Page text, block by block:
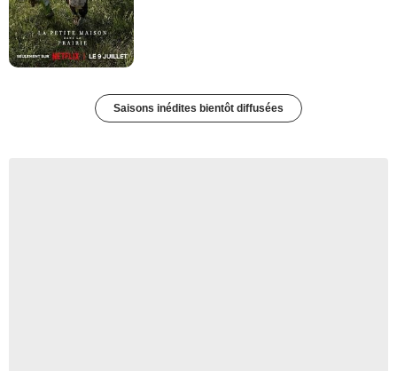
Saisons inédites bientôt diffusées